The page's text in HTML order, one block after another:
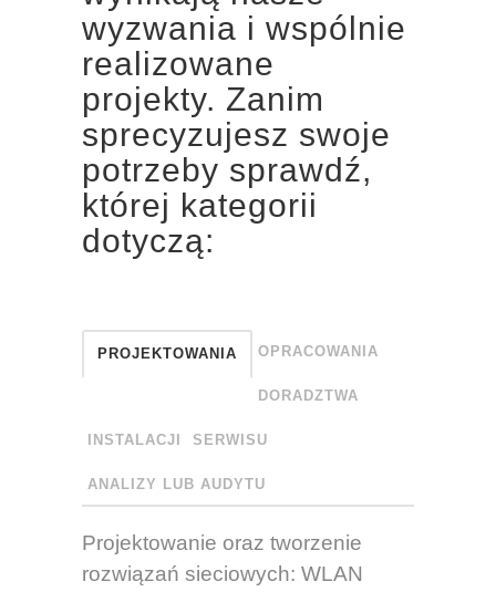
wyzwania i wspólnie
realizowane
projekty. Zanim
sprecyzujesz swoje
potrzeby sprawdź,
której kategorii
dotyczą:
PROJEKTOWANIA OPRACOWANIA
DORADZTWA
INSTALACJI SERWISU
ANALIZY LUB AUDYTU
Projektowanie oraz tworzenie
rozwiązań sieciowych: WLAN